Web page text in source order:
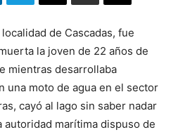
de Cascadas, fue
la joven de 22 años de
mientras desarrollaba
una moto de agua en el sector
cayó al lago sin saber nadar
autoridad marítima dispuso de